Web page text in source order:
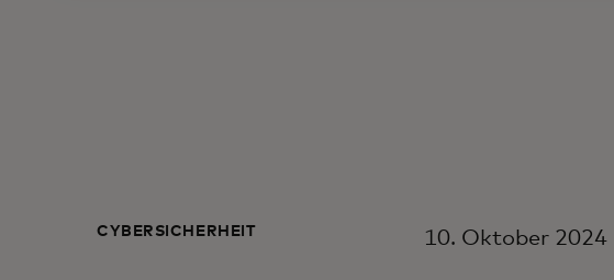
CYBERSICHERHEIT 10. Oktober 2024